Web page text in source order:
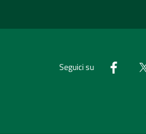
Seguici su